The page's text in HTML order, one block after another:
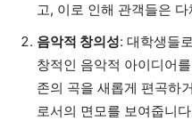
고, 이로 인해 관객들은
음악적 창의성: 대학생들
창적인 음악적 아이디어
존의 곡을 새롭게 편곡하
로서의 면모를 보여줍니